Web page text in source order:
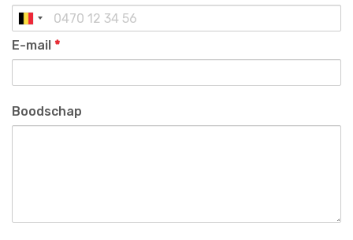
E-mail *
Boodschap